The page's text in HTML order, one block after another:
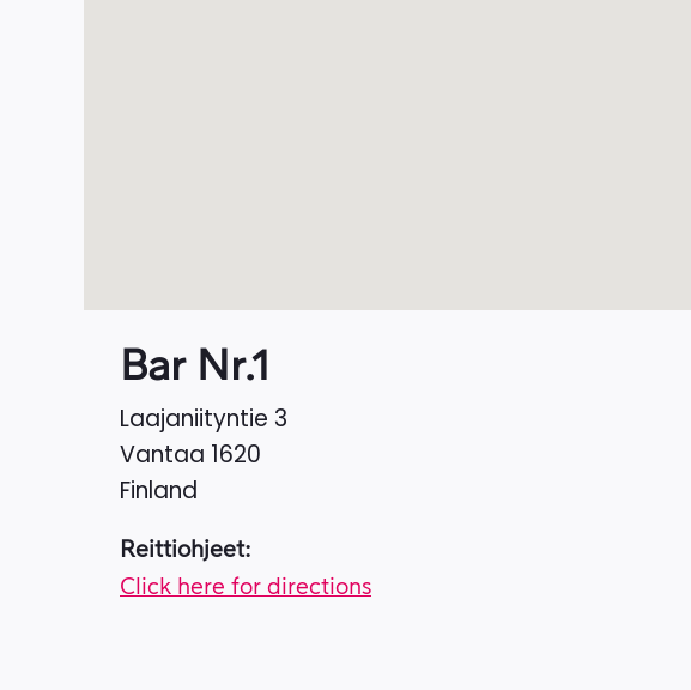
Bar Nr.1
Laajaniityntie 3
Vantaa 1620
Finland
Reittiohjeet:
Click here for directions